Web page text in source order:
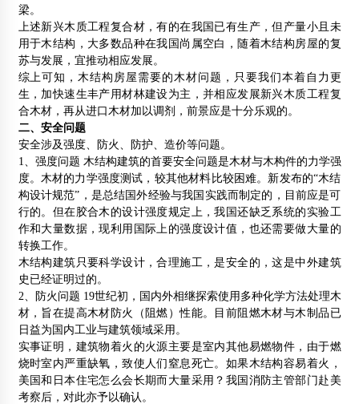
梁。
上述新兴木质工程复合材，有的在我国已有生产，但产量小且未
用于木结构，大多数品种在我国尚属空白，随着木结构房屋的复
苏与发展，宜推动相应发展。
综上可知，木结构房屋需要的木材问题，只要我们本着自力更
生，加快速生丰产用材林建设为主，并相应发展新兴木质工程复
合木材，再从进口木材加以调剂，前景应是十分乐观的。
二、安全问题
安全涉及强度、防火、防护、造价等问题。
1、强度问题 木结构建筑的首要安全问题是木材与木构件的力学强
度。木材的力学强度测试，较其他材料比较困难。新发布的“木结
构设计规范”，是总结国外经验与我国实践而制定的，目前应是可
行的。但在胶合木的设计强度规定上，我国还缺乏系统的实验工
作和大量数据，现利用国际上的强度设计值，也还需要做大量的
转换工作。
木结构建筑只要科学设计，合理施工，是安全的，这是中外建筑
史已经证明过的。
2、防火问题 19世纪初，国内外相继探索使用多种化学方法处理木
材，旨在提高木材防火（阻燃）性能。目前阻燃木材与木制品已
日益为国内工业与建筑领域采用。
实事证明，建筑物着火的火源主要是室内其他易燃物件，由于燃
烧时室内严重缺氧，致使人们窒息死亡。如果木结构容易着火，
美国和日本住宅怎么会长期而大量采用？我国消防主管部门赴美
考察后，对此亦予以确认。